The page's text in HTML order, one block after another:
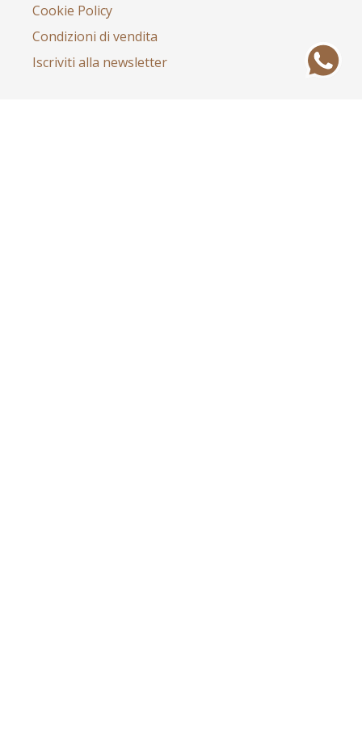
Cookie Policy
Condizioni di vendita
Iscriviti alla newsletter